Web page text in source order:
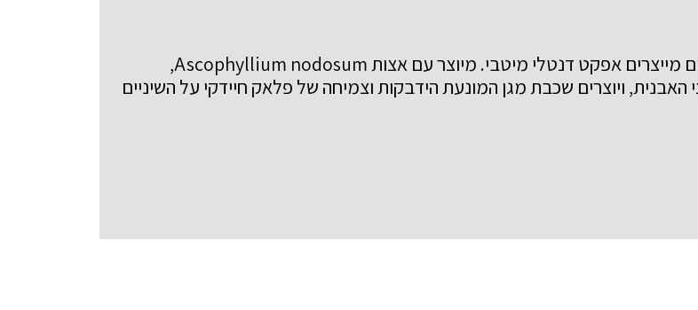
מבנה החטיף ומרקמו לצד תמציות צמחי המרפא ואנזמים מייצרים אפקט דנטלי מיטבי. מיוצר עם אצות Ascophyllium nodosum,
ויוצרים שכבת מגן המונעת הידבקות וצמיחה של פלאק חיידקי על השיניים